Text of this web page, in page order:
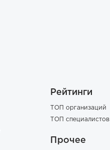
Рейтинги
ТОП организаций
ТОП специалистов
Прочее